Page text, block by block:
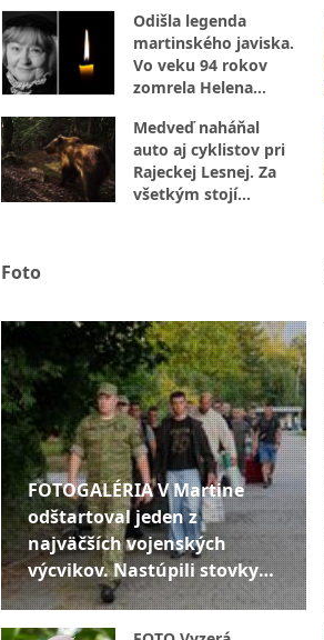
Odišla legenda
martinského javiska.
Vo veku 94 rokov
zomrela Helena
Medveď naháňal
auto aj cyklistov pri
Rajeckej Lesnej. Za
všetkým stojí
Foto
FOTOGALÉRIA V Martine
odštartoval jeden z
najväčších vojenských
výcvikov. Nastúpili stovky
mužov aj žien